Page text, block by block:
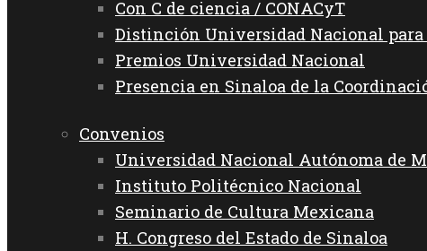
Con C de ciencia / CONACyT
Distinción Universidad Nacional para
Premios Universidad Nacional
Presencia en Sinaloa de la
Convenios
Universidad Nacional Autónoma de
Instituto Politécnico Nacional
Seminario de Cultura Mexicana
H. Congreso del Estado de Sinaloa